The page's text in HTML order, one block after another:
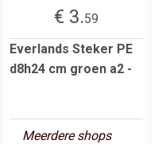
€ 3.59
Everlands Steker PE
d8h24 cm groen a2 -
Meerdere shops